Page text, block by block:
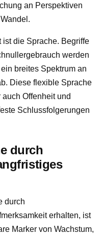
an Perspektiven
ist die Sprache. Begriffe
werden
breites Spektrum an
Diese flexible Sprache
Offenheit und
Schlussfolgerungen
durch
durch
erhalten, ist
Marker von Wachstum,